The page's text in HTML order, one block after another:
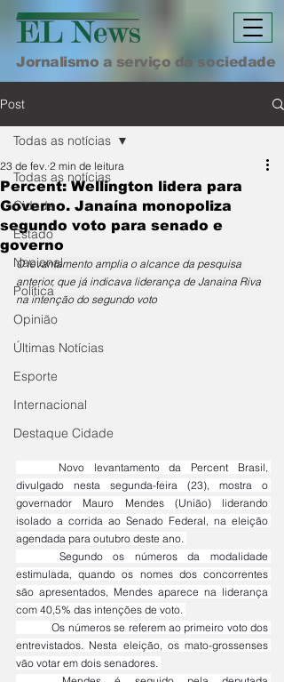
Jornalismo a serviço da sociedade
Post
Todas as notícias
Cidade
Estado
Nacional
Política
Opinião
Últimas Notícias
Esporte
Internacional
Destaque Cidade
Todas as notícias
Percent: Wellington lidera para
Governo. Janaína monopoliza
segundo voto para senado e
governo
23 de fev. 2 min de leitura
O levantamento amplia o alcance da pesquisa
anterior, que já indicava liderança de Janaina Riva
na intenção do segundo voto
divulgado nesta segunda-feira (23), mostra o
governador Mauro Mendes (União) liderando
isolado a corrida ao Senado Federal, na eleição
agendada para outubro deste ano.
estimulada, quando os nomes dos concorrentes
são apresentados, Mendes aparece na liderança
com 40,5% das intenções de voto.
	Os números se referem ao primeiro voto dos
entrevistados. Nesta eleição, os mato-grossenses
vão votar em dois senadores.